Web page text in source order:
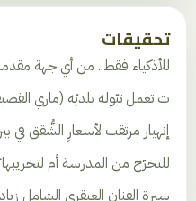
تحقيقات
للأذكياء فقط.. من أي جهة
ت تعمل تبّوله بلديّه (ماري
إنهيار مرتقب لأسعارِ الشُّقق في
للتخرّج من المدرسة أم
سيرة الفنان العبقري الشامل زياد